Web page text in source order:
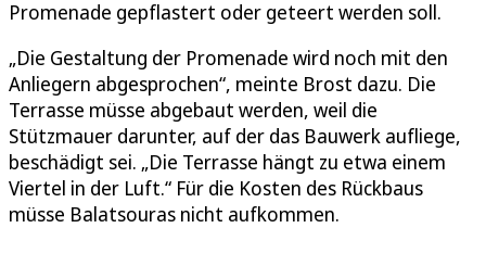
Promenade gepflastert oder geteert werden soll.
„Die Gestaltung der Promenade wird noch mit den
Anliegern abgesprochen“, meinte Brost dazu. Die
Terrasse müsse abgebaut werden, weil die
Stützmauer darunter, auf der das Bauwerk aufliege,
beschädigt sei. „Die Terrasse hängt zu etwa einem
Viertel in der Luft.“ Für die Kosten des Rückbaus
müsse Balatsouras nicht aufkommen.